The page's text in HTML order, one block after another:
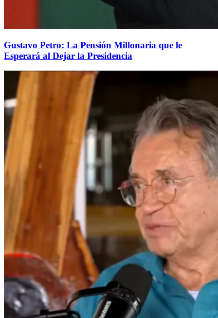
Gustavo Petro: La Pensión Millonaria que le
Esperará al Dejar la Presidencia